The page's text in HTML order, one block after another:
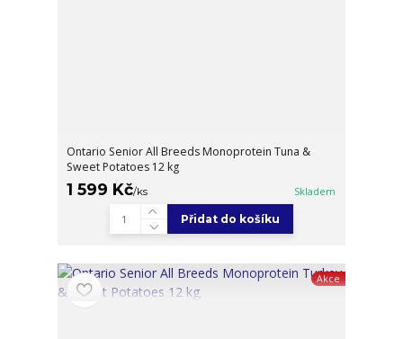
Ontario Senior All Breeds Monoprotein Tuna &
Sweet Potatoes 12 kg
1 599 Kč/ks Skladem
Přidat do košíku
Akce